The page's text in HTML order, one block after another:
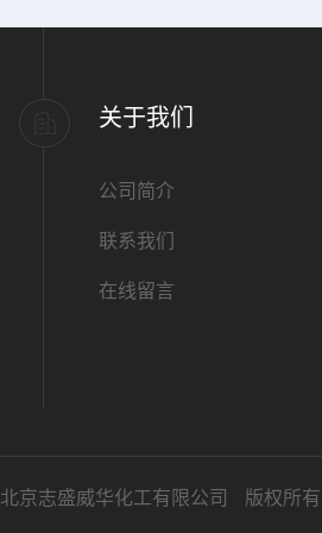
关于我们
公司简介
联系我们
在线留言
北京志盛威华化工有限公司 版权所